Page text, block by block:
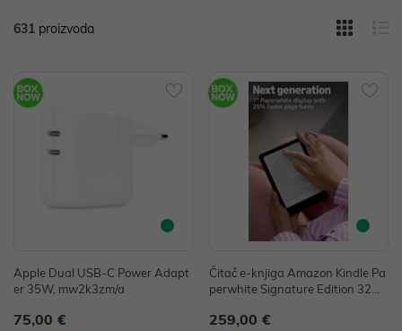
631 proizvoda
Apple Dual USB-C Power Adapt
er 35W, mw2k3zm/a
75,00 €
Čitač e-knjiga Amazon Kindle Pa
perwhite Signature Edition 32GB
259,00 €